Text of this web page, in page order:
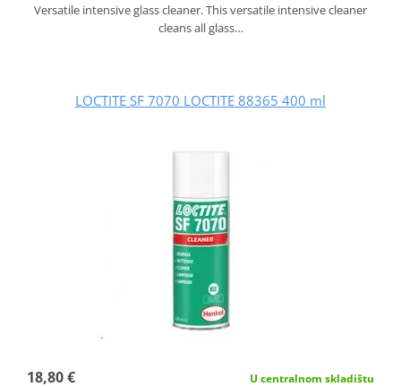
Versatile intensive glass cleaner. This versatile intensive cleaner
cleans all glass…
LOCTITE SF 7070 LOCTITE 88365 400 ml
18,80 € U centralnom skladištu